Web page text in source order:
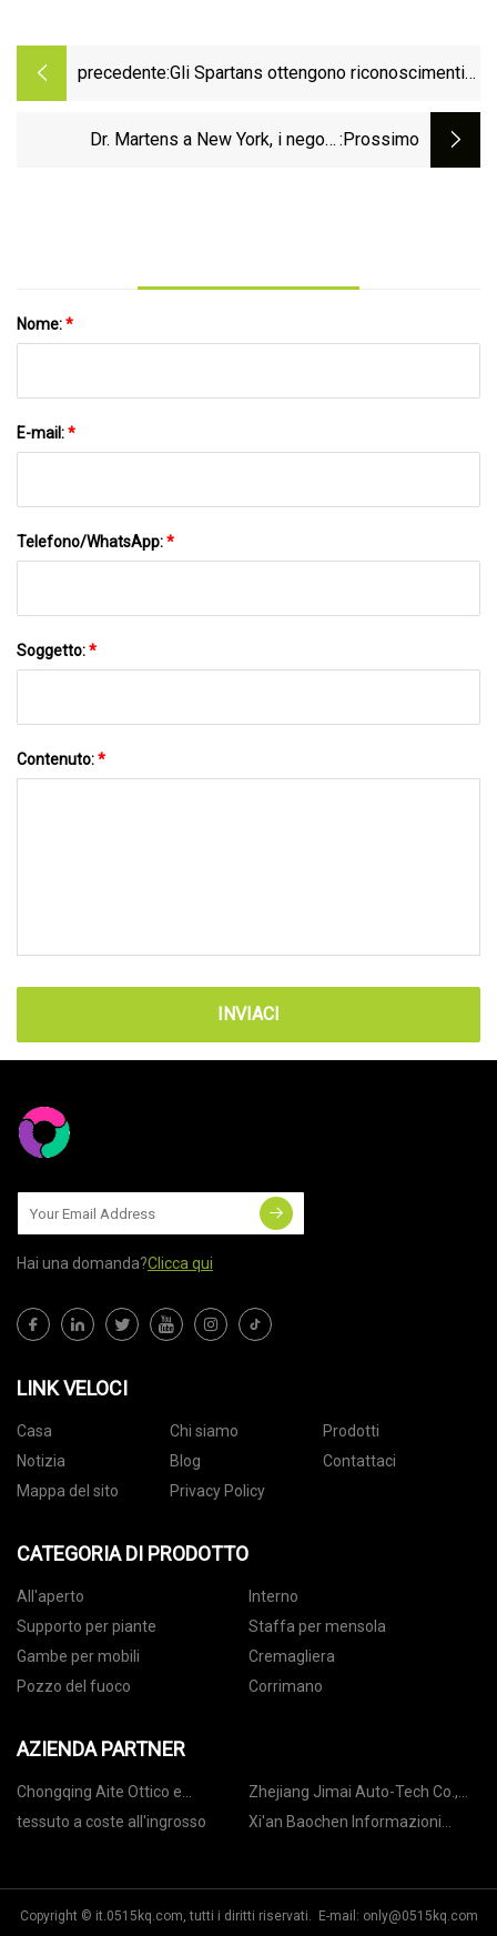
precedente:Gli Spartans ottengono riconoscimenti
Dr. Martens a New York, i negozi :Prossimo
Nome:*
E-mail:*
Telefono/WhatsApp:*
Soggetto:*
Contenuto:*
INVIACI
Hai una domanda?Clicca qui
LINK VELOCI
Casa Chi siamo
Prodotti
Notizia
Blog
Contattaci
Mappa del sito
Privacy Policy
CATEGORIA DI PRODOTTO
All'aperto
Interno
Supporto per piante
Staffa per mensola
Gambe per mobili
Cremagliera
Pozzo del fuoco
Corrimano
AZIENDA PARTNER
Chongqing Aite Ottico e
Elettronica Co., srl.
Zhejiang Jimai Auto-Tech Co.,
Ltd
tessuto a coste all'ingrosso
Xi'an Baochen Informazioni
Copyright © it.0515kq.com, tutti i diritti riservati. E-mail: only@0515kq.com